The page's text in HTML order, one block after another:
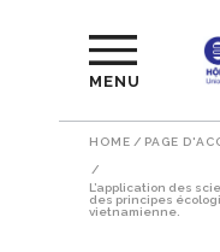
MENU
HOME / PAGE
/
L’application des
des principes
vietnamienne.